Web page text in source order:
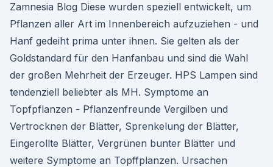
Zamnesia Blog Diese wurden speziell entwickelt, um
Pflanzen aller Art im Innenbereich aufzuziehen - und
Hanf gedeiht prima unter ihnen. Sie gelten als der
Goldstandard für den Hanfanbau und sind die Wahl
der großen Mehrheit der Erzeuger. HPS Lampen sind
tendenziell beliebter als MH. Symptome an
Topfpflanzen - Pflanzenfreunde Vergilben und
Vertrocknen der Blätter, Sprenkelung der Blätter,
Eingerollte Blätter, Vergrünen bunter Blätter und
weitere Symptome an Topffplanzen. Ursachen